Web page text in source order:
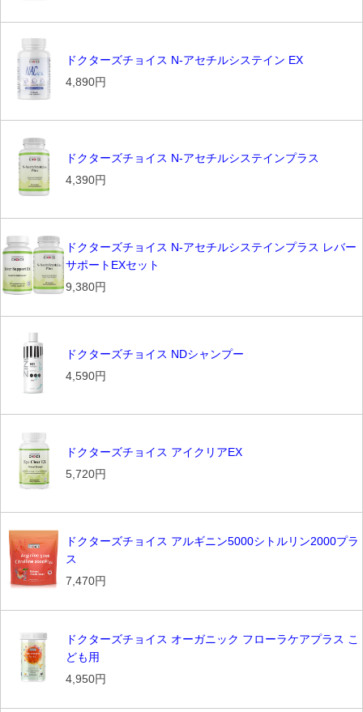
ドクターズチョイス N-アセチルシステイン EX
4,890円
ドクターズチョイス N-アセチルシステインプラス
4,390円
ドクターズチョイス N-アセチルシステインプラス レバー
サポートEXセット
9,380円
ドクターズチョイス NDシャンプー
4,590円
ドクターズチョイス アイクリアEX
5,720円
ドクターズチョイス アルギニン5000シトルリン2000プラ
ス
7,470円
ドクターズチョイス オーガニック フローラケアプラス こ
ども用
4,950円